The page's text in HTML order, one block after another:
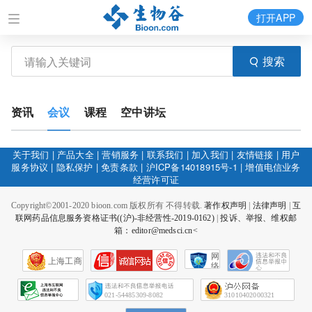
搜索
打开APP
资讯 会议 课程 空中讲坛
关于我们 | 产品大全|营销服务 | 联系我们 | 加入我们 | 友情链接 | 用户
服务协议 | 隐私保护 |免责条款 | 沪ICP备14018915号-1 |增值电信业务
经营许可证
Copyright©2001-2020 bioon.com 版权所有 不得转载.著作权声明 法律声明
互
联网药品信息服务资格证书((沪)-非经营性-2019-0162)|投诉、举报、维权邮
箱：editor@medsci.cn<
上海工商
网
络
会
征
021-54485309-8082 31010402000321